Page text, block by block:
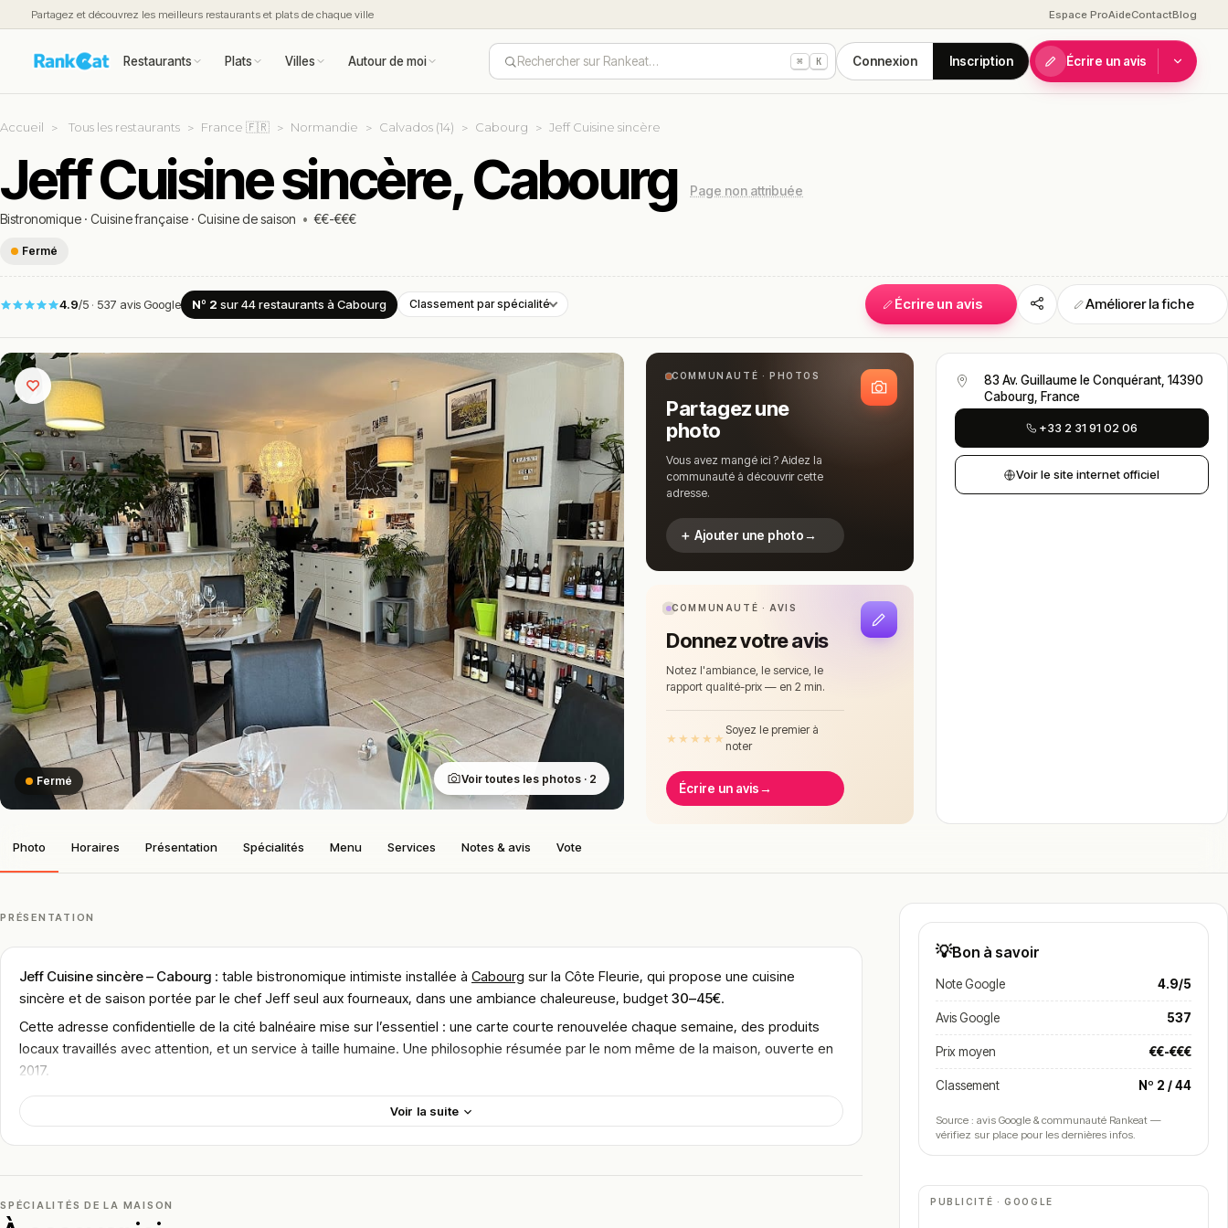
Partagez et découvrez les meilleurs restaurants et plats de chaque ville Espace ProAideContactBlog
Restaurants Plats Villes Autour de moi Rechercher sur Rankeat… ⌘ K Connexion Inscription Écrire un avis
Accueil Tous les restaurants France 🇫🇷 Normandie Calvados (14) Cabourg Jeff Cuisine sincère
Jeff Cuisine sincère, Cabourg
Page non attribuée
Bistronomique · Cuisine française · Cuisine de saison • €€-€€€
Fermé
4.9/5 · 537 avis Google Nº 2 sur 44restaurants à Cabourg Classement par spécialité Écrire un avis Améliorer la fiche
Fermé Voir toutes les photos · 2
COMMUNAUTÉ · PHOTOS
Partagez une
photo
Vous avez mangé ici ? Aidez la
communauté à découvrir cette
adresse.
＋ Ajouter une photo→
COMMUNAUTÉ · AVIS
Donnez votre avis
Notez l'ambiance, le service, le
rapport qualité-prix — en 2 min.
★ ★ ★ ★ ★
Soyez le premier à
noter
Écrire un avis→
83 Av. Guillaume le Conquérant, 14390
Cabourg, France
+33 2 31 91 02 06
Voir le site internet officiel
Photo Horaires Présentation Spécialités Menu Services Notes & avis Vote
PRÉSENTATION
Jeff Cuisine sincère – Cabourg : table bistronomique intimiste installée à Cabourg sur la Côte Fleurie, qui propose une cuisine
sincère et de saison portée par le chef Jeff seul aux fourneaux, dans une ambiance chaleureuse, budget 30–45€.
Cette adresse confidentielle de la cité balnéaire mise sur l’essentiel : une carte courte renouvelée chaque semaine, des produits
locaux travaillés avec attention, et un service à taille humaine. Une philosophie résumée par le nom même de la maison, ouverte en
2017.
Jeff, le chef-patron, travaille en cuisine ouverte avec une équipe resserrée, signant lui-même chaque assiette. Cette implication
personnelle se ressent dans la cohérence des plats comme dans l’attention portée aux convives.
L’établissement s’est rapidement constitué une clientèle fidèle d’habitants et de villégiateurs, attirés par la simplicité revendiquée du
concept et la qualité régulière des produits proposés, dans un cadre dépouillé et accueillant.
Localisation
Voir la suite
SPÉCIALITÉS DE LA MAISON
💡Bon à savoir
Note Google 4.9/5
Avis Google 537
Prix moyen €€-€€€
Classement Nº 2 / 44
Source : avis Google & communauté Rankeat —
vérifiez sur place pour les dernières infos.
PUBLICITÉ · GOOGLE